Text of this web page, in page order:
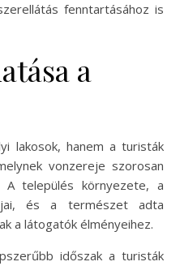
fenntartásához is
a
lakosok, hanem a turisták
vonzereje szorosan
A település környezete, a
és a természet adta
a látogatók élményeihez.
időszak a turisták